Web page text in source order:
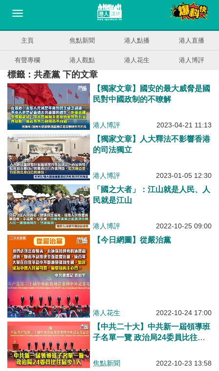
主頁 焦點新聞 港人點播 港人直播
有聲專欄 港人觀點 港人花生 港人博評
標籤：共產黨 下的文章
【獨家文章】國安的最大威脅是國
民對中國政制的不暸解
港人博評 2023-04-21 11:13
【獨家文章】人大釋法不影響香港
的司法獨立
港人博評 2023-01-05 12:30
「國之大者」：江山就是人民、人
民就是江山
港人博評 2022-10-25 09:00
【今日網圖】從嚴治黨
港人花生 2022-10-24 17:00
【中共二十大】中共新一屆領導班
子名單一覽 政治局24委員比往屆
焦點新聞 2022-10-23 13:58